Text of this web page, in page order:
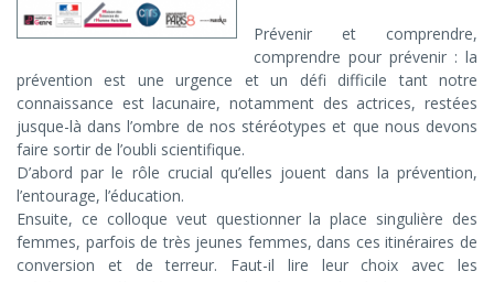
Prévenir et comprendre,
comprendre pour prévenir : la
prévention est une urgence et un défi difficile tant notre
connaissance est lacunaire, notamment des actrices, restées
jusque-là dans l’ombre de nos stéréotypes et que nous devons
faire sortir de l’oubli scientifique.
D’abord par le rôle crucial qu’elles jouent dans la prévention,
l’entourage, l’éducation.
Ensuite, ce colloque veut questionner la place singulière des
femmes, parfois de très jeunes femmes, dans ces itinéraires de
conversion et de terreur. Faut-il lire leur choix avec les